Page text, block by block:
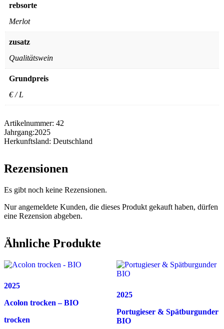
rebsorte
Merlot
zusatz
Qualitätswein
Grundpreis
€ / L
Artikelnummer: 42
Jahrgang:2025
Herkunftsland: Deutschland
Rezensionen
Es gibt noch keine Rezensionen.
Nur angemeldete Kunden, die dieses Produkt gekauft haben, dürfen
eine Rezension abgeben.
Ähnliche Produkte
2025
Acolon trocken – BIO
trocken
2025
Portugieser & Spätburgunder
BIO